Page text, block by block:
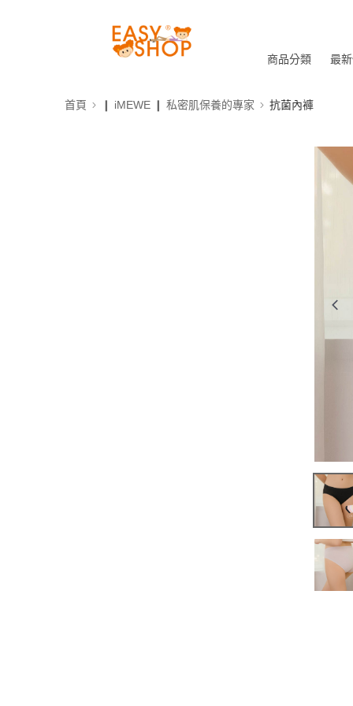
商品分類 最
首頁 ❙ iMEWE ❙ 私密肌保養的專家 抗菌內褲